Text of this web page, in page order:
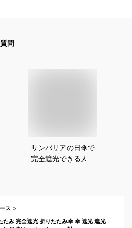
問
サンバリアの日傘で
完全遮光できる人気
ス
たみ 完全遮光 折りたたみ傘 傘 遮光 遮光